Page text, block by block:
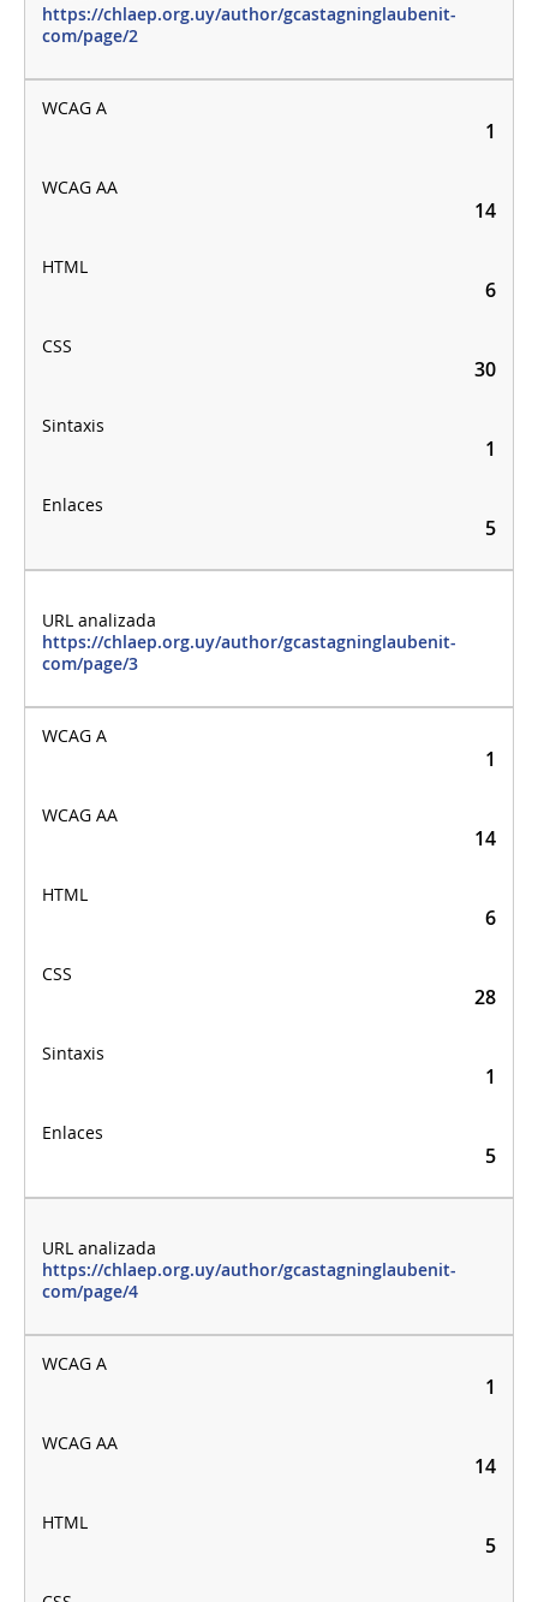
https://chlaep.org.uy/author/gcastagninglaubenit-
com/page/2
1
14
6
30
1
5
https://chlaep.org.uy/author/gcastagninglaubenit-
com/page/3
1
14
6
28
1
5
https://chlaep.org.uy/author/gcastagninglaubenit-
com/page/4
1
14
5